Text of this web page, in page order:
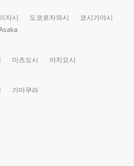
자시 도코로자와시
코시가야시
Asaka
마츠도시 야치요시
가마쿠라